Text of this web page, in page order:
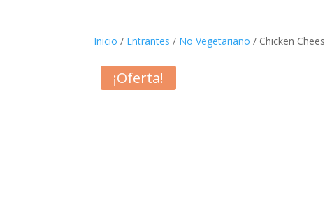
Inicio / Entrantes / No Vegetariano / Chicken
¡Oferta!